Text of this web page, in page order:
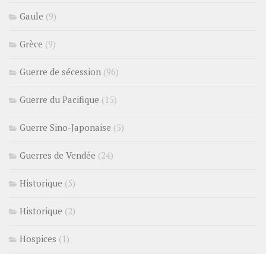
Gaule (9)
Grèce (9)
Guerre de sécession (96)
Guerre du Pacifique (15)
Guerre Sino-Japonaise (5)
Guerres de Vendée (24)
Historique (5)
Historique (2)
Hospices (1)